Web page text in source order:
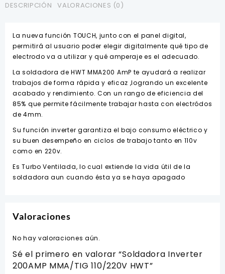
DESCRIPCIÓN VALORACIONES (0)
La nueva función TOUCH, junto con el panel digital,
permitirá al usuario poder elegir digitalmente qué tipo de
electrodo va a utilizar y qué amperaje es el adecuado.
La soldadora de HWT MMA200 AmP te ayudará a realizar
trabajos de forma rápida y eficaz ,logrando un excelente
acabado y rendimiento. Con un rango de eficiencia del
85% que permite fácilmente trabajar hasta con electródos
de 4mm.
Su función inverter garantiza el bajo consumo eléctrico y
su buen desempeño en ciclos de trabajo tanto en 110v
como en 220v.
Es Turbo Ventilada, lo cual extiende la vida útil de la
soldadora aun cuando ésta ya se haya apagado
Valoraciones
No hay valoraciones aún.
Sé el primero en valorar “Soldadora Inverter
200AMP MMA/TIG 110/220V HWT”